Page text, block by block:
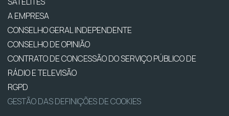
A EMPRESA
CONSELHO GERAL INDEPENDENTE
CONSELHO DE OPINIÃO
CONTRATO DE CONCESSÃO DO SERVIÇO PÚBLICO DE
RÁDIO E TELEVISÃO
RGPD
GESTÃO DAS DEFINIÇÕES DE COOKIES